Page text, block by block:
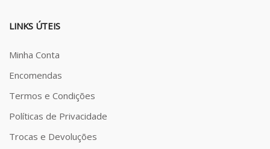
LINKS ÚTEIS
Minha Conta
Encomendas
Termos e Condições
Políticas de Privacidade
Trocas e Devoluções